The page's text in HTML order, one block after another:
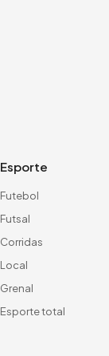
Esporte
Futebol
Futsal
Corridas
Local
Grenal
Esporte total